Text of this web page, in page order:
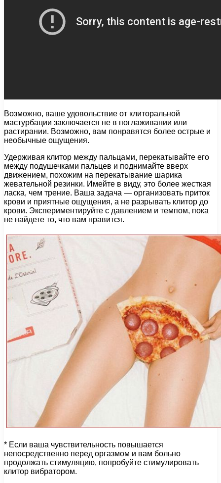
Возможно, ваше удовольствие от клиторальной
мастурбации заключается не в поглаживании или
растирании. Возможно, вам понравятся более острые и
необычные ощущения.
Удерживая клитор между пальцами, перекатывайте его
между подушечками пальцев и поднимайте вверх
движением, похожим на перекатывание шарика
жевательной резинки. Имейте в виду, это более жесткая
ласка, чем трение. Ваша задача — организовать приток
крови и приятные ощущения, а не разрывать клитор до
крови. Экспериментируйте с давлением и темпом, пока
не найдете то, что вам нравится.
* Если ваша чувствительность повышается
непосредственно перед оргазмом и вам больно
продолжать стимуляцию, попробуйте стимулировать
клитор вибратором.